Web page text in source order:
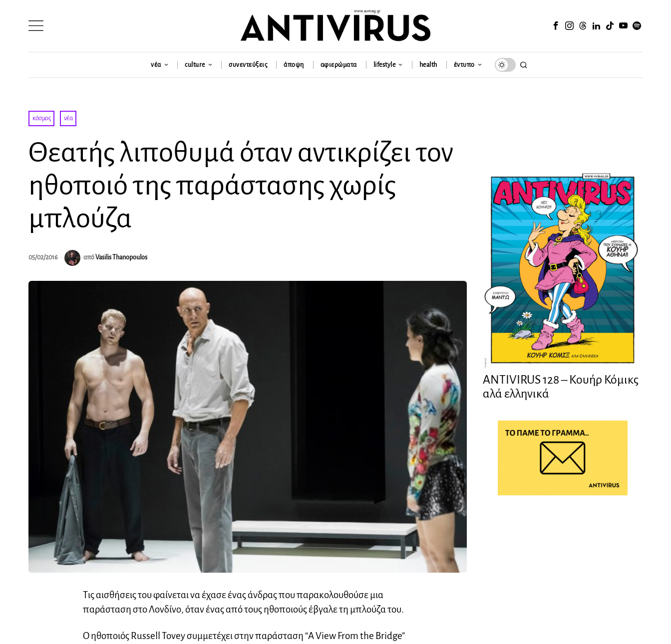
νέα culture συνεντεύξεις άποψη αφιερώματα lifestyle health έντυπο
κόσμος · νέα
Θεατής λιποθυμά όταν αντικρίζει τον
ηθοποιό της παράστασης χωρίς
μπλούζα
05/02/2016 απόVasilis Thanopoulos
Τις αισθήσεις του φαίνεται να έχασε ένας άνδρας που παρακολουθούσε μια
παράσταση στο Λονδίνο, όταν ένας από τους ηθοποιούς έβγαλε τη μπλούζα του.
Ο ηθοποιός Russell Tovey συμμετέχει στην παράσταση “A View From the Bridge”
ANTIVIRUS 128 – Kουήρ Κόμικς
αλά ελληνικά